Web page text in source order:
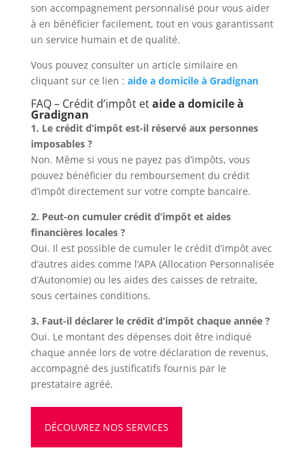
son accompagnement personnalisé pour vous aider
à en bénéficier facilement, tout en vous garantissant
un service humain et de qualité.
Vous pouvez consulter un article similaire en
cliquant sur ce lien : aide a domicile à Gradignan
FAQ – Crédit d’impôt etaide a domicile à
Gradignan
1. Le crédit d’impôt est-il réservé aux personnes
imposables ?
Non. Même si vous ne payez pas d’impôts, vous
pouvez bénéficier du remboursement du crédit
d’impôt directement sur votre compte bancaire.
2. Peut-on cumuler crédit d’impôt et aides
financières locales ?
Oui. Il est possible de cumuler le crédit d’impôt avec
d’autres aides comme l’APA (Allocation Personnalisée
d’Autonomie) ou les aides des caisses de retraite,
sous certaines conditions.
3. Faut-il déclarer le crédit d’impôt chaque année ?
Oui. Le montant des dépenses doit être indiqué
chaque année lors de votre déclaration de revenus,
accompagné des justificatifs fournis par le
prestataire agréé.
DÉCOUVREZ NOS SERVICES